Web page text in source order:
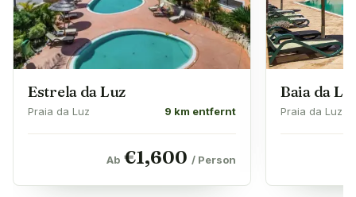
Estrela da Luz
Praia da Luz 9 km entfernt
Ab €1,600 / Person
Baia da
Praia da Luz